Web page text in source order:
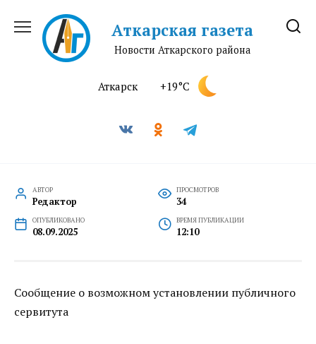
содержанию
Аткарская газета
Новости Аткарского района
Аткарск +19°C
АВТОР
Редактор
ПРОСМОТРОВ
34
ОПУБЛИКОВАНО
08.09.2025
ВРЕМЯ ПУБЛИКАЦИИ
12:10
Сообщение о возможном установлении публичного
сервитута